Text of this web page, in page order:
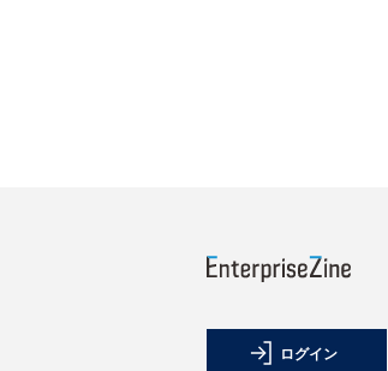
ログイン